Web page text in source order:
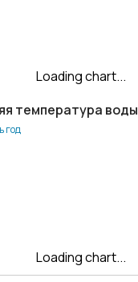
Loading chart...
температура воды
год
Loading chart...